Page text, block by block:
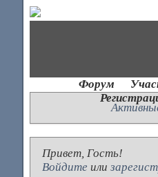
Форум
Привет, Гость!
Войдите или